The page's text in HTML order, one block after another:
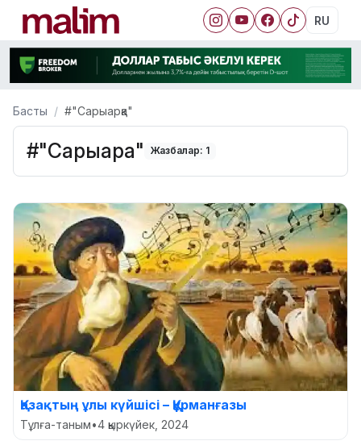
RU
Басты #"Сарыарқа"
#"Сарыарқа" Жазбалар: 1
Қазақтың ұлы күйшісі – Құрманғазы
Тұлға-таным•4 қыркүйек, 2024